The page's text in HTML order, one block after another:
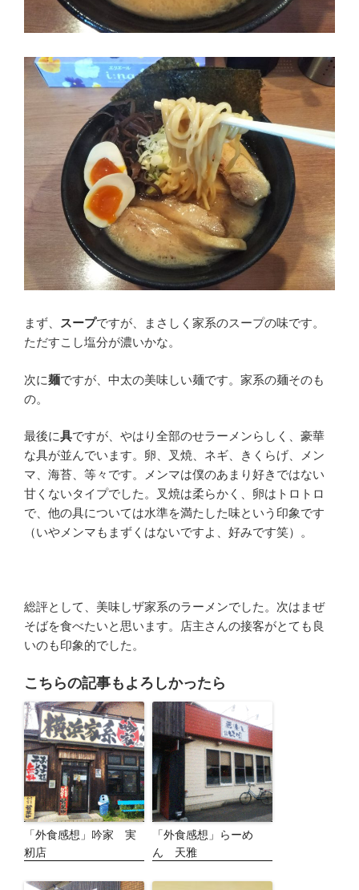
まず、 スープですが、まさしく家系のスープの味です。
ただすこし塩分が濃いかな。
次に麺ですが、中太の美味しい麺です。家系の麺そのも
の。
最後に具ですが、やはり全部のせラーメンらしく、豪華
な具が並んでいます。卵、叉焼、ネギ、きくらげ、メン
マ、海苔、等々です。メンマは僕のあまり好きではない
甘くないタイプでした。叉焼は柔らかく、卵はトロトロ
で、他の具については水準を満たした味という印象です
（いやメンマもまずくはないですよ、好みです笑）。
総評として、美味しザ家系のラーメンでした。次はまぜ
そばを食べたいと思います。店主さんの接客がとても良
いのも印象的でした。
こちらの記事もよろしかったら
「外食感想」吟家 実
籾店
「外食感想」らーめ
ん 天雅